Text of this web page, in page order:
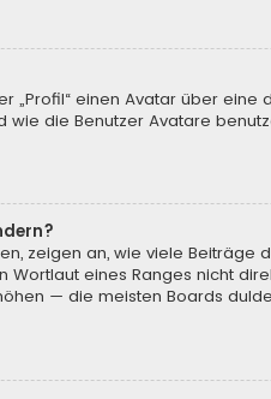
„Profil“ einen Avatar über
die Benutzer Avatare
zeigen an, wie viele
Wortlaut eines Ranges nicht
— die meisten Boards